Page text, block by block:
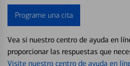
Programe una cita
Vea si nuestro centro de ayuda en
proporcionar las respuestas que
Visite nuestro centro de ayuda en